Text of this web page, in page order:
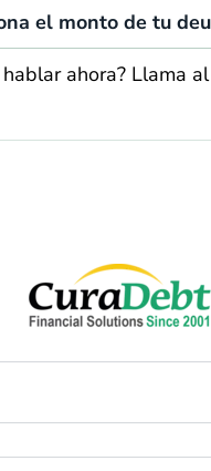
ahora? Llama al